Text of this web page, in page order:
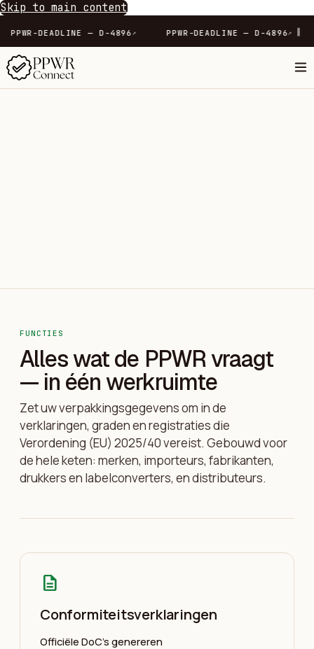
Skip to main content
↗ PPWR-DEADLINE — D-4896↗ PPWR-DEADLINE — D-
∥
FUNCTIES
Alles wat de PPWR vraagt
— in één werkruimte
Zet uw verpakkingsgegevens om in de
verklaringen, graden en registraties die
Verordening (EU) 2025/40 vereist. Gebouwd voor
de hele keten: merken, importeurs, fabrikanten,
drukkers en labelconverters, en distributeurs.
description
Conformiteitsverklaringen
Officiële DoC’s genereren